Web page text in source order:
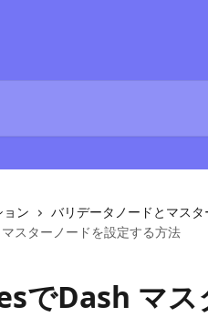
ン
バリデータノードとマスタ
スターノードを設定する方法
でDash マス